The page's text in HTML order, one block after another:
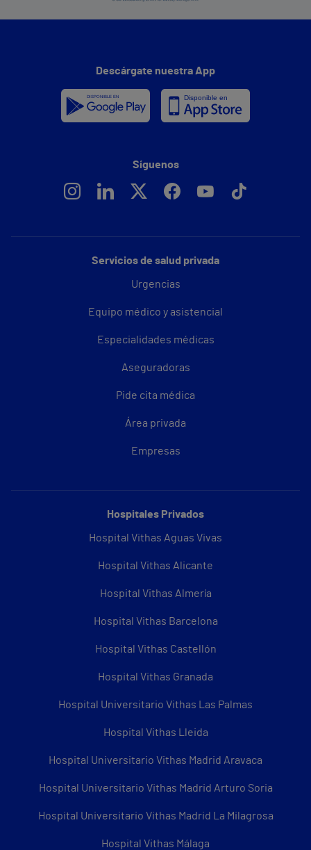
Servicios de salud privada
Urgencias
Equipo médico y asistencial
Especialidades médicas
Aseguradoras
Pide cita médica
Área privada
Empresas
Hospitales Privados
Hospital Vithas Aguas Vivas
Hospital Vithas Alicante
Hospital Vithas Almería
Hospital Vithas Barcelona
Hospital Vithas Castellón
Hospital Vithas Granada
Hospital Universitario Vithas Las Palmas
Hospital Vithas Lleida
Hospital Universitario Vithas Madrid Aravaca
Hospital Universitario Vithas Madrid Arturo Soria
Hospital Universitario Vithas Madrid La Milagrosa
Hospital Vithas Málaga
Descárgate nuestra App
Síguenos